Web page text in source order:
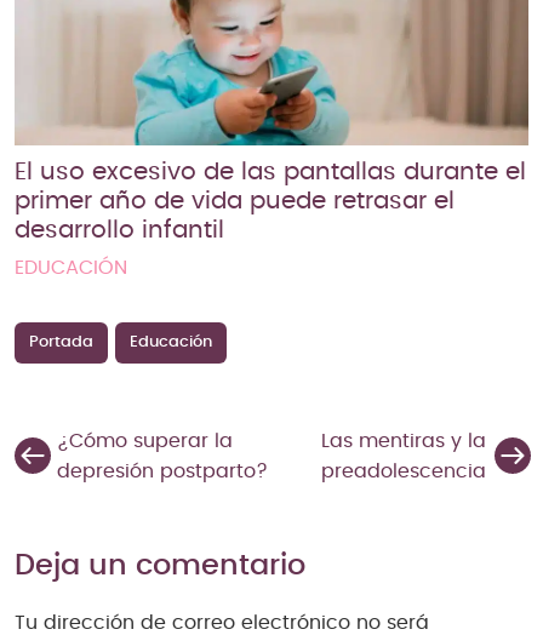
El uso excesivo de las pantallas durante el
primer año de vida puede retrasar el
desarrollo infantil
EDUCACIÓN
Portada Educación
¿Cómo superar la
depresión postparto?
Las mentiras y la
preadolescencia
Deja un comentario
Tu dirección de correo electrónico no será